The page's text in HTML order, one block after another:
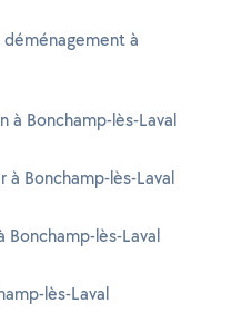
à
à Bonchamp-lès-Laval
Bonchamp-lès-Laval
Bonchamp-lès-Laval
lès-Laval